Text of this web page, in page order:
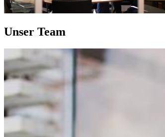
Unser Team